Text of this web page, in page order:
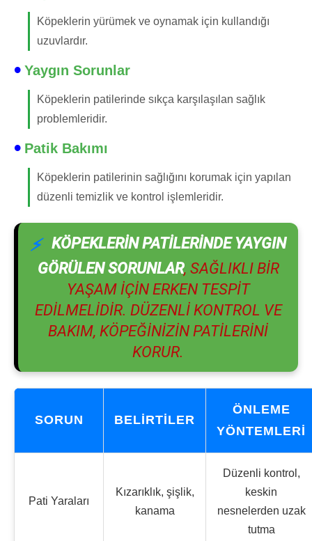
Köpeklerin yürümek ve oynamak için kullandığı
uzuvlardır.
Yaygın Sorunlar
Köpeklerin patilerinde sıkça karşılaşılan sağlık
problemleridir.
Patik Bakımı
Köpeklerin patilerinin sağlığını korumak için yapılan
düzenli temizlik ve kontrol işlemleridir.
KÖPEKLERIN PATILERINDE YAYGIN
GÖRÜLEN SORUNLAR, SAĞLIKLI BIR
YAŞAM IÇIN ERKEN TESPIT
EDILMELIDIR. DÜZENLI KONTROL VE
BAKIM, KÖPEĞINIZIN PATILERINI
KORUR.
SORUN BELIRTILER
ÖNLEME
YÖNTEMLERI
Pati Yaraları
Kızarıklık, şişlik,
kanama
Düzenli kontrol,
keskin
nesnelerden uzak
tutma